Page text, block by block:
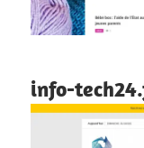
info-